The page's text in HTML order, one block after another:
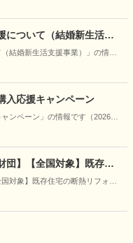
について（結婚新生活支
結婚新生活支援事業）」の情報
入応援キャンペーン
ンペーン」の情報です（2026年5
団】【全国対象】既存住
対象】既存住宅の断熱リフォー